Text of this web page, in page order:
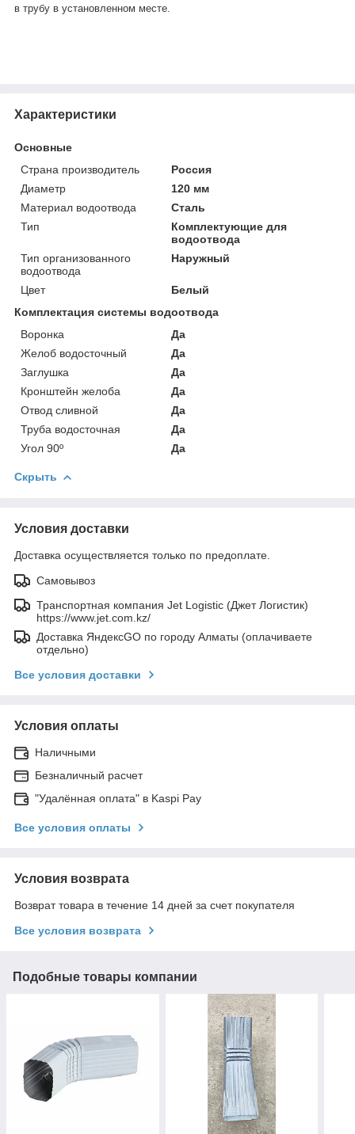
в трубу в установленном месте.
Характеристики
Основные
Страна производитель
Россия
Диаметр
120 мм
Материал водоотвода
Сталь
Тип
Комплектующие для
водоотвода
Тип организованного
водоотвода
Наружный
Цвет
Белый
Комплектация системы водоотвода
Воронка
Да
Желоб водосточный
Да
Заглушка
Да
Кронштейн желоба
Да
Отвод сливной
Да
Труба водосточная
Да
Угол 90º
Да
Скрыть
Условия доставки
Доставка осуществляется только по предоплате.
Самовывоз
Транспортная компания Jet Logistic (Джет Логистик)
https://www.jet.com.kz/
Доставка ЯндексGO по городу Алматы (оплачиваете
отдельно)
Все условия доставки
Условия оплаты
Наличными
Безналичный расчет
"Удалённая оплата" в Kaspi Pay
Все условия оплаты
Условия возврата
Возврат товара в течение 14 дней за счет покупателя
Все условия возврата
Подобные товары компании